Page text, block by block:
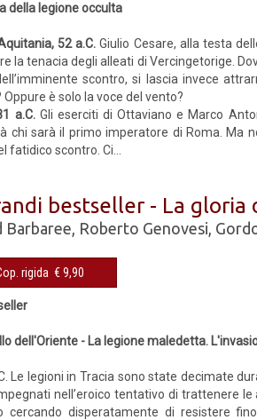
della legione occulta
52 a.C. Giulio Cesare, alla testa
la tenacia degli alleati di Vercingetorige.
scontro, si lascia invece
Oppure è solo la voce del vento?
a.C. Gli eserciti di Ottaviano e Marco
chi sarà il primo imperatore di Roma. Ma
fatidico scontro. Ci...
bestseller - La gloria
Barbaree, Roberto Genovesi,
Cop. rigida € 9,90
dell'Oriente - La legione maledetta.
Le legioni in Tracia sono state decimate
nell’eroico tentativo di trattenere
cercando disperatamente di resistere